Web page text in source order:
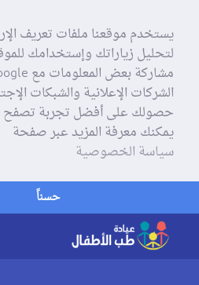
يستخدم موقعنا ملفات تعريف
لتحليل زياراتك وإستخدامك
الشركات الإعلانية والشبكات
حصولك على أفضل تجربة تصفح
يمكنك معرفة المزيد عبر صفحة
سياسة الخصوصية
حسناً